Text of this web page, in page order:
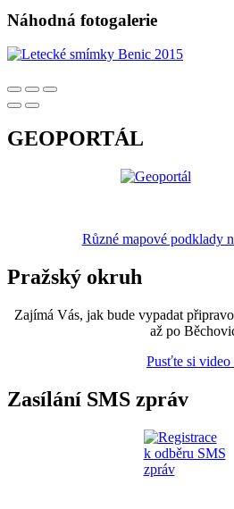
Náhodná fotogalerie
GEOPORTÁL
Různé mapové podklady
Pražský okruh
Zajímá Vás, jak bude vypadat
až po
Pusťte si video
Zasílání SMS zpráv